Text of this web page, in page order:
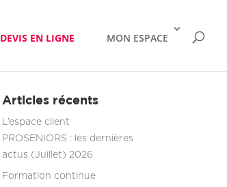
DEVIS EN LIGNE MON ESPACE
Articles récents
L’espace client
PROSENIORS : les dernières
actus (Juillet) 2026
Formation continue